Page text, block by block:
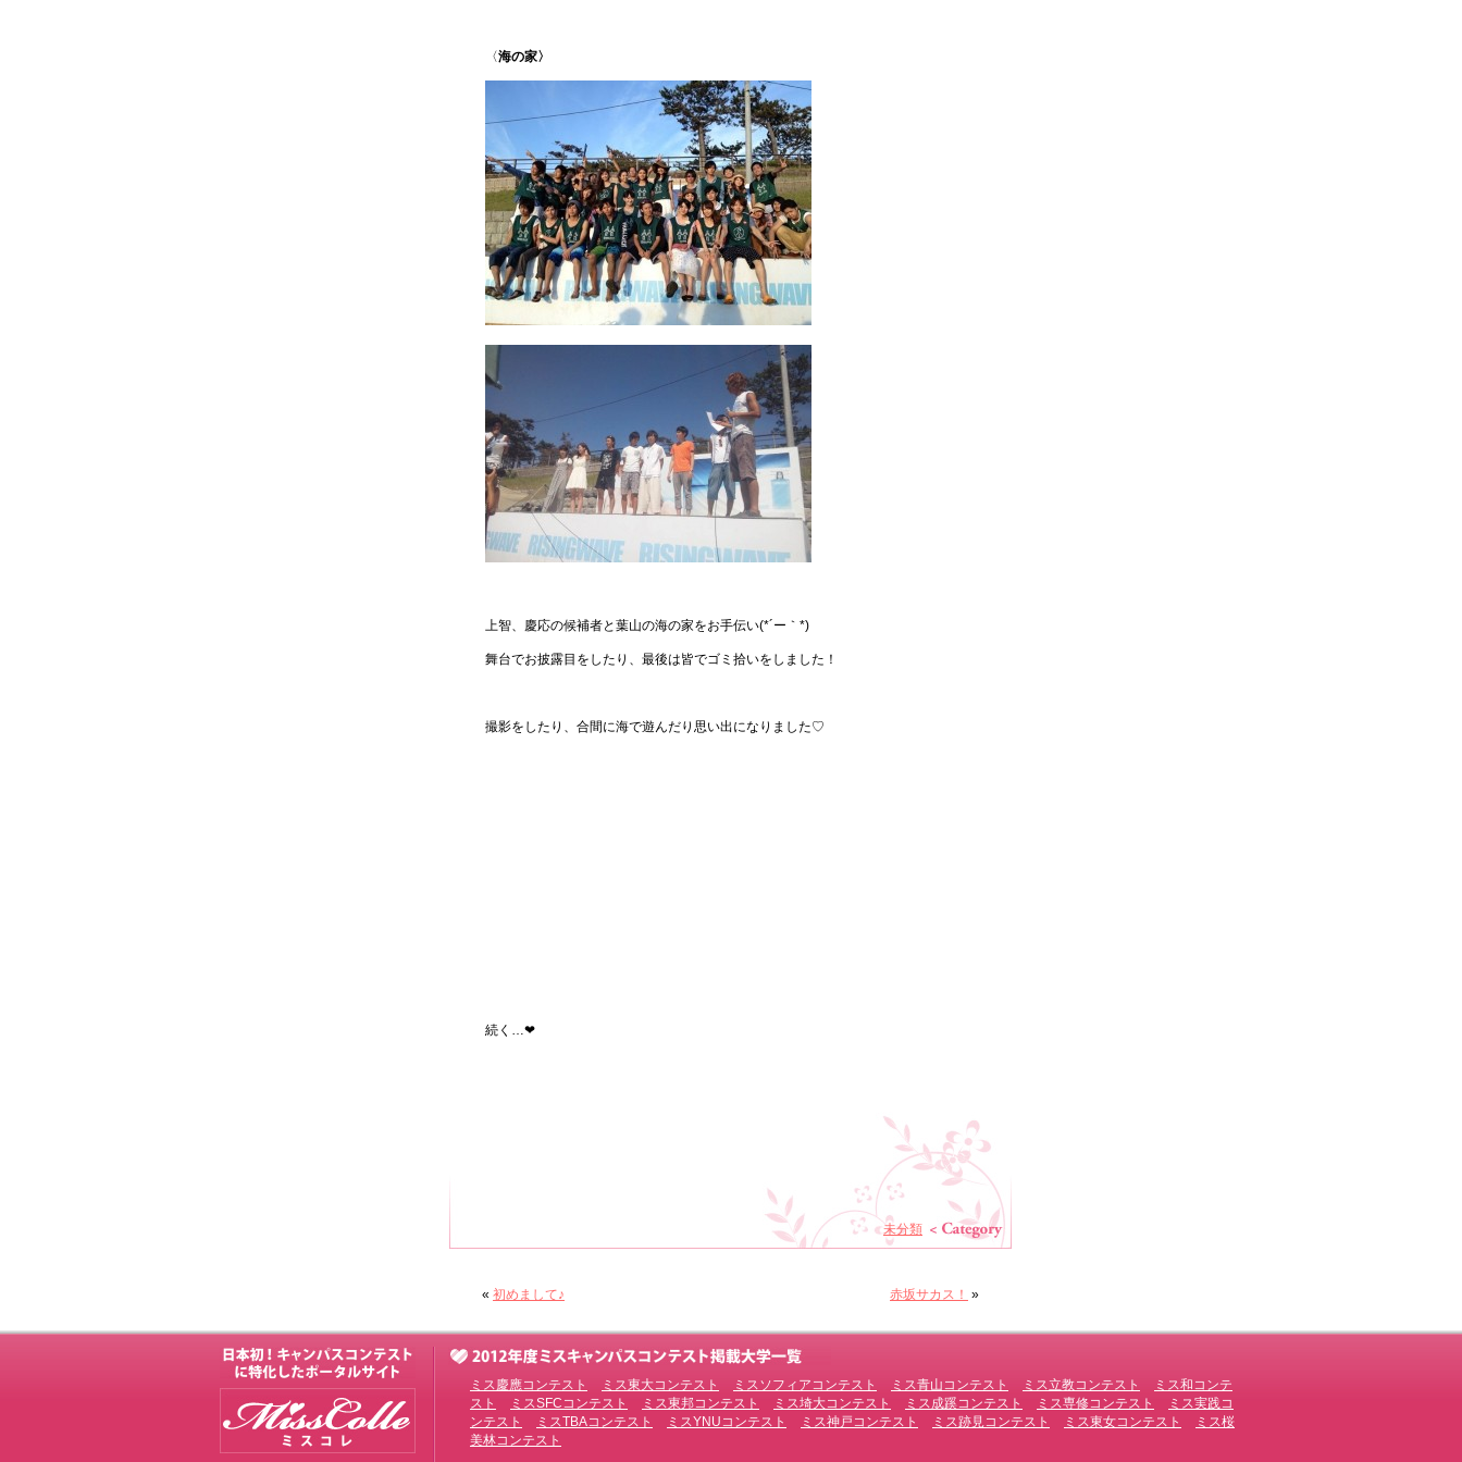
〈海の家〉
上智、慶応の候補者と葉山の海の家をお手伝い(*´ー｀*)
舞台でお披露目をしたり、最後は皆でゴミ拾いをしました！
撮影をしたり、合間に海で遊んだり思い出になりました♡
続く…❤
未分類
« 初めまして♪ 赤坂サカス！ »
ミス慶應コンテスト ミス東大コンテスト ミスソフィアコンテスト ミス青山コンテスト ミス立教コンテスト
ミス和コンテ
スト
ミスSFCコンテスト ミス東邦コンテスト ミス埼大コンテスト ミス成蹊コンテスト ミス専修コンテスト
ミス実践コ
ンテスト
ミスTBAコンテスト ミスYNUコンテスト ミス神戸コンテスト ミス跡見コンテスト ミス東女コンテスト
ミス桜
美林コンテスト